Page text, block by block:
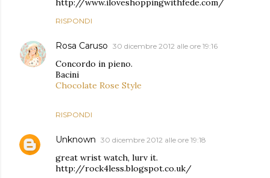
http://www.iloveshoppingwithfede.com/
RISPONDI
Rosa Caruso 30 dicembre 2012 alle ore 19:16
Concordo in pieno.
Bacini
Chocolate Rose Style
RISPONDI
Unknown 30 dicembre 2012 alle ore 19:18
great wrist watch, lurv it.
http://rock4less.blogspot.co.uk/